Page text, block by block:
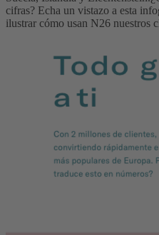
cifras? Echa un vistazo a esta
ilustrar cómo usan N26 nuestros